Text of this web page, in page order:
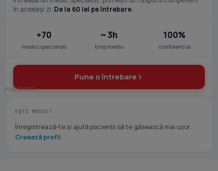
în aceeași zi. De la 60 lei pe întrebare.
+70
medici specialiști
~ 3h
timp mediu
100%
confidențial
Pune o întrebare
EȘTI MEDIC?
Înregistrează-te și ajută pacienții să te găsească mai ușor.
Creează profil